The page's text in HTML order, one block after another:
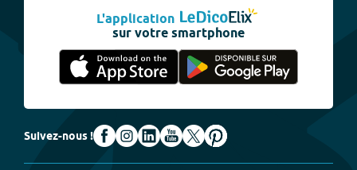
L'application
sur votre smartphone
Suivez-nous !